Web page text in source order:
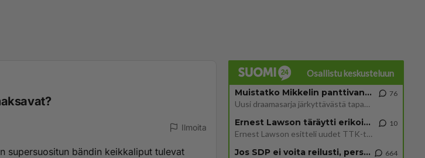
Ilmoita
supersuositun bändin keikkaliput tulevat
Osallistu keskusteluun
Muistatko Mikkelin panttivankidraaman?
Uusi draamasarja järkyttävästä tapauksesta on tulossa. Tositapahtumiin perustuva sarja ammentaa vuoden 1986 Mikkelin pan
76
Ernest Lawson täräytti erikoisen heiton TTK-lehdistötilaisuudessa: " Onko tässä tarkoituksena...?"
Ernest Lawson esitteli uudet TTK-tähtioppilaat ja opettajat torstaina 6.8. lehdistölle. Tulevalla kaudella on yksi hausk
10
Jos SDP ei voita reilusti, persut kumoavat demokratian Suomesta 664